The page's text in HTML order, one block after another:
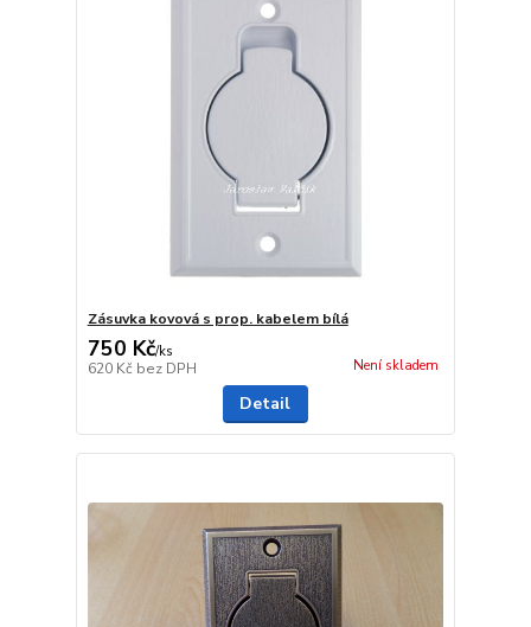
Zásuvka kovová s prop. kabelem bílá
750 Kč/ks
620 Kč bez DPH Není skladem
Detail